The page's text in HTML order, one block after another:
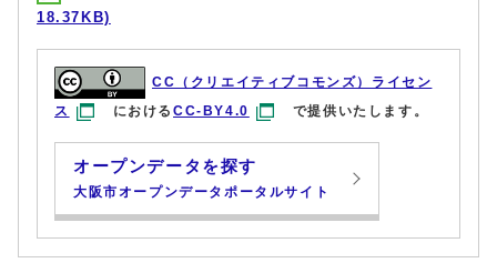
18.37KB)
CC（クリエイティブコモンズ）ライセン
ス
におけるCC-BY4.0 で提供いたします。
オープンデータを探す
大阪市オープンデータポータルサイト